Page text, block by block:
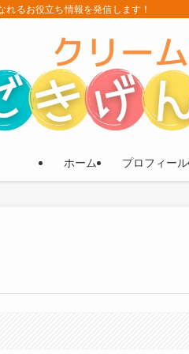
るお役立ち情報を発信します！
ホーム プロフィール